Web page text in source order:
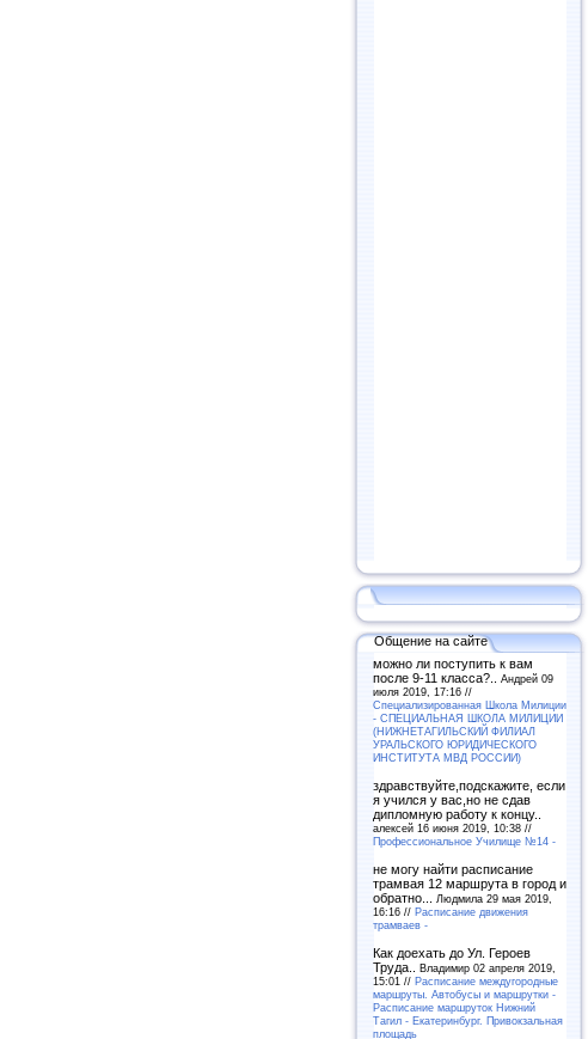
Общение на сайте
можно ли поступить к вам
после 9-11 класса?.. Андрей 09
июля 2019, 17:16 //
Специализированная Школа Милиции
- СПЕЦИАЛЬНАЯ ШКОЛА МИЛИЦИИ
(НИЖНЕТАГИЛЬСКИЙ ФИЛИАЛ
УРАЛЬСКОГО ЮРИДИЧЕСКОГО
ИНСТИТУТА МВД РОССИИ)
здравствуйте,подскажите, если
я учился у вас,но не сдав
дипломную работу к концу..
алексей 16 июня 2019, 10:38 //
Профессиональное Училище №14 -
не могу найти расписание
трамвая 12 маршрута в город и
обратно...
Людмила 29 мая 2019,
16:16 // Расписание движения
трамваев -
Как доехать до Ул. Героев
Труда.. Владимир 02 апреля 2019,
15:01 // Расписание междугородные
маршруты. Автобусы и маршрутки -
Расписание маршруток Нижний
Тагил - Екатеринбург. Привокзальная
площадь